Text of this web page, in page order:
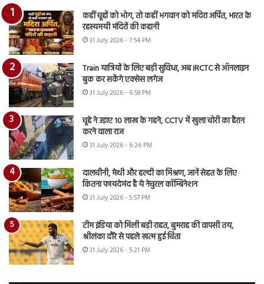
कहीं चूहों को भोग, तो कहीं भगवान को मदिरा अर्पित, भारत के
रहस्यमयी मंदिरों की कहानी
31 July 2026 - 7:54 PM
Train यात्रियों के लिए बड़ी सुविधा, अब IRCTC से ऑनलाइन
बुक कर सकेंगे एक्सेस लगेज
31 July 2026 - 6:59 PM
चूहे ने उड़ाए 10 लाख के गहने, CCTV में खुला चोरी का हैरान
करने वाला राज
31 July 2026 - 6:26 PM
दालचीनी, मेथी और हल्दी का मिश्रण, जानें सेहत के लिए
कितना फायदेमंद है ये नेचुरल कॉम्बिनेशन
31 July 2026 - 5:57 PM
टीम इंडिया को मिली बड़ी राहत, बुमराह की वापसी तय,
श्रीलंका दौरे से पहले खत्म हुई चिंता
31 July 2026 - 5:21 PM